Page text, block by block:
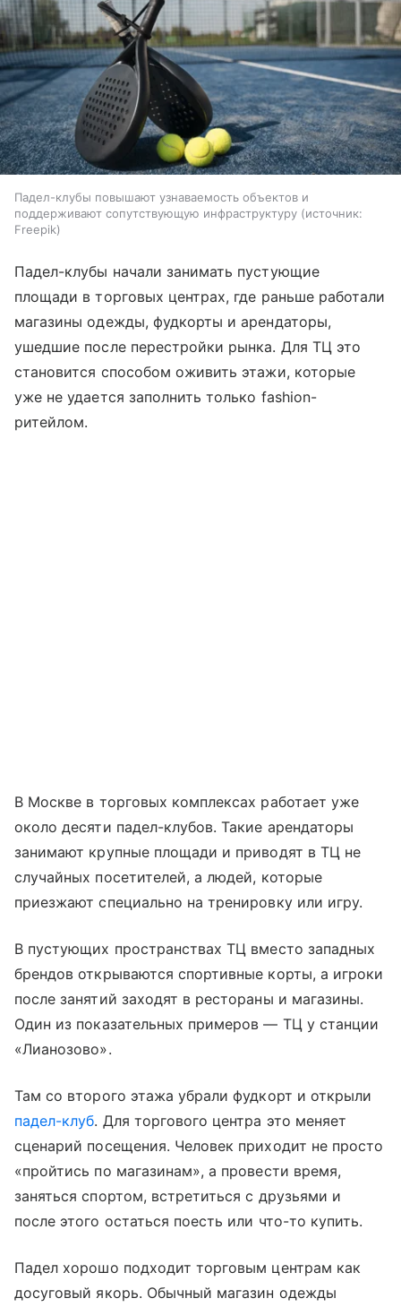
Падел-клубы повышают узнаваемость объектов и
поддерживают сопутствующую инфраструктуру
источник:
Freepik
Падел-клубы начали занимать пустующие
площади в торговых центрах, где раньше работали
магазины одежды, фудкорты и арендаторы,
ушедшие после перестройки рынка. Для ТЦ это
становится способом оживить этажи, которые
уже не удается заполнить только fashion-
ритейлом.
В Москве в торговых комплексах работает уже
около десяти падел-клубов. Такие арендаторы
занимают крупные площади и приводят в ТЦ не
случайных посетителей, а людей, которые
приезжают специально на тренировку или игру.
В пустующих пространствах ТЦ вместо западных
брендов открываются спортивные корты, а игроки
после занятий заходят в рестораны и магазины.
Один из показательных примеров — ТЦ у станции
«Лианозово».
Там со второго этажа убрали фудкорт и открыли
падел-клуб. Для торгового центра это меняет
сценарий посещения. Человек приходит не просто
«пройтись по магазинам», а провести время,
заняться спортом, встретиться с друзьями и
после этого остаться поесть или что-то купить.
Падел хорошо подходит торговым центрам как
досуговый якорь. Обычный магазин одежды